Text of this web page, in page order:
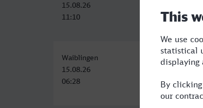
15.08.26
11:10
17:09
Waiblingen
15.08.26
06:28
Döbeln Hbf